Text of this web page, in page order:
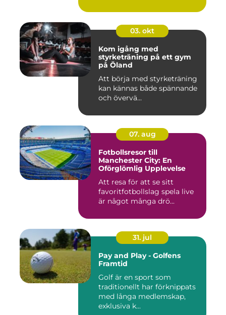
03. okt
Kom igång med
styrketräning på ett gym
på Öland
Att börja med styrketräning
kan kännas både spännande
och övervä...
07. aug
Fotbollsresor till
Manchester City: En
Oförglömlig Upplevelse
Att resa för att se sitt
favoritfotbollslag spela live
är något många drö...
31. jul
Pay and Play - Golfens
Framtid
Golf är en sport som
traditionellt har förknippats
med långa medlemskap,
exklusiva k...